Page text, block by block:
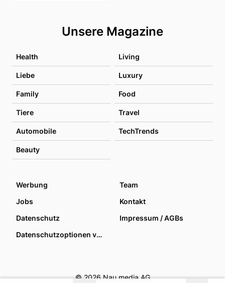
Unsere Magazine
Health Living
Liebe Luxury
Family Food
Tiere Travel
Automobile TechTrends
Beauty
Werbung
Team
Jobs
Kontakt
Datenschutz
Impressum / AGBs
Datenschutzoptionen verwalten
© 2026 Nau media AG